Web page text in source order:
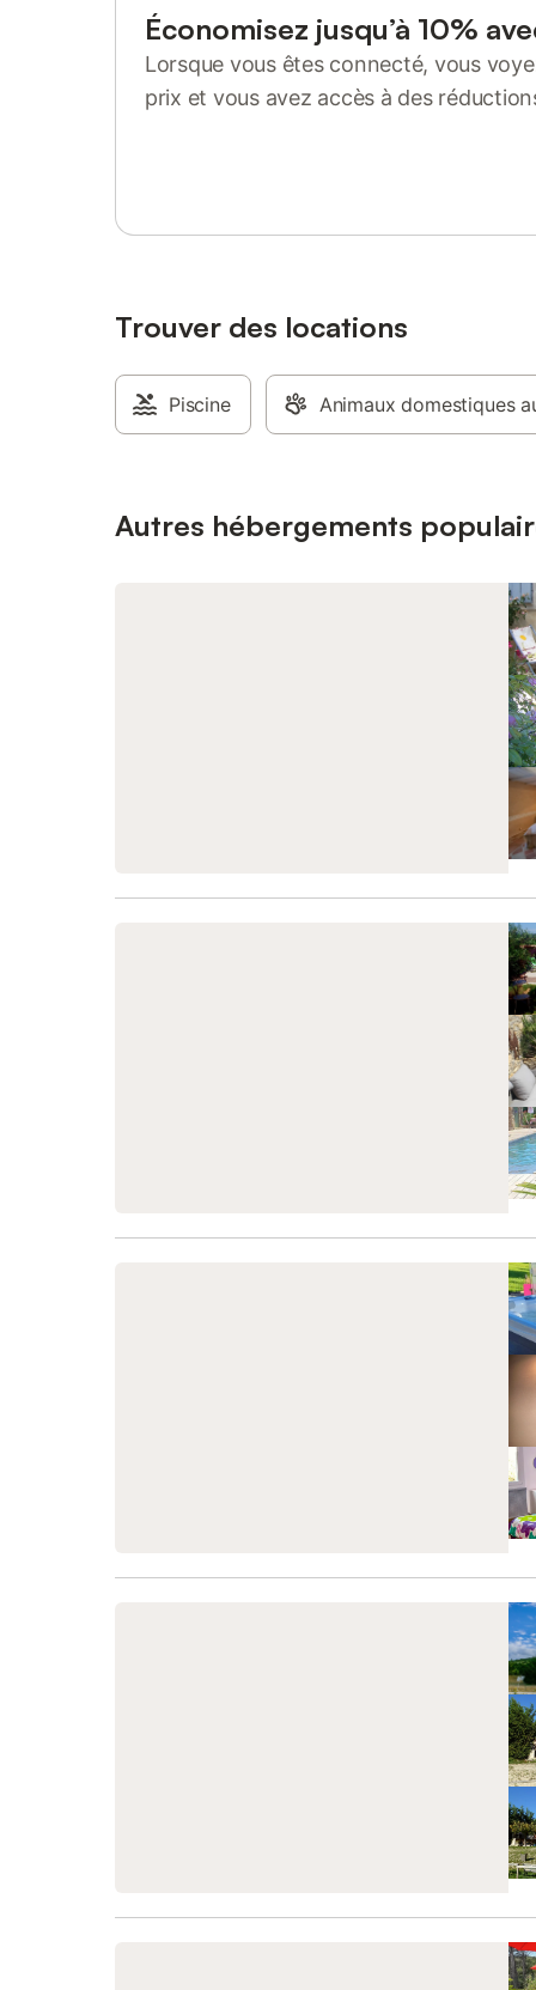
Économisez jusqu’à 10%
Lorsque vous êtes connecté, vous
prix et vous avez accès à des
Trouver des locations
Piscine Animaux domestiques
Autres hébergements